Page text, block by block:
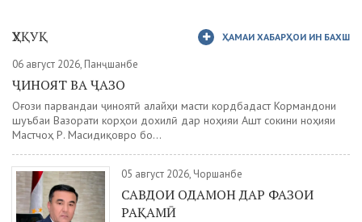
ҲУҚУҚ ҲАМАИ ХАБАРҲОИ ИН БАХШ
06 август 2026, Панҷшанбе
ҶИНОЯТ ВА ҶАЗО
Оғози парвандаи ҷиноятӣ алайҳи масти кордбадаст Кормандони
шуъбаи Вазорати корҳои дохилӣ дар ноҳияи Ашт сокини ноҳияи
Мастчоҳ Р. Масидиқовро бо...
05 август 2026, Чоршанбе
САВДОИ ОДАМОН ДАР ФАЗОИ
РАҚАМӢ